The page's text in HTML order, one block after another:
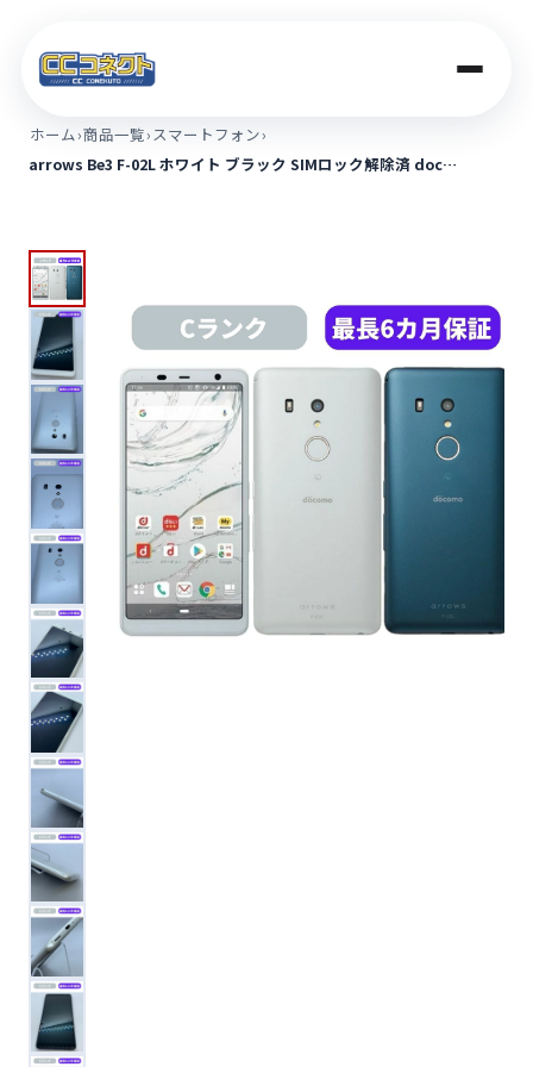
商品一覧
店舗案内
法人のお客さま
コラム
便利ツール
お問い合わせ
ホーム›商品一覧›スマートフォン›
arrows Be3 F-02L ホワイト ブラック SIMロック解除済 doc…